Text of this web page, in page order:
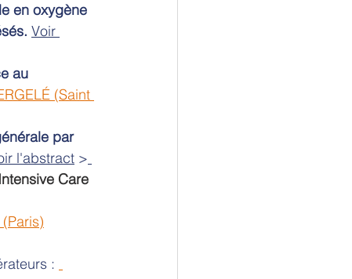
en oxygène
Voir
au
(Saint
par
l'abstract >
Care
: